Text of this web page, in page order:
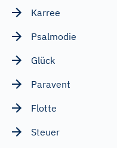
Karree
Psalmodie
Glück
Paravent
Flotte
Steuer